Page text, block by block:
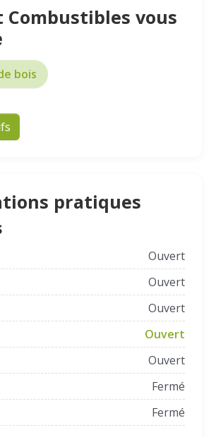
Combustibles vous
bois
pratiques
Ouvert
Ouvert
Ouvert
Ouvert
Ouvert
Fermé
Fermé